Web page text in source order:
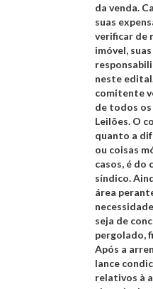
da venda.
suas
verificar de
imóvel,
neste
comitente
de todos
Leilões. O
quanto a
ou coisas
casos, é do
síndico.
área
seja de
pergolado,
Após a
lance
relativos à